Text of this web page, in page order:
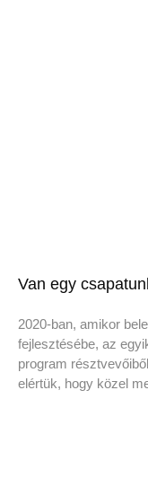
Van egy
2020-ban, amikor
fejlesztésébe, az
program
elértük, hogy közel